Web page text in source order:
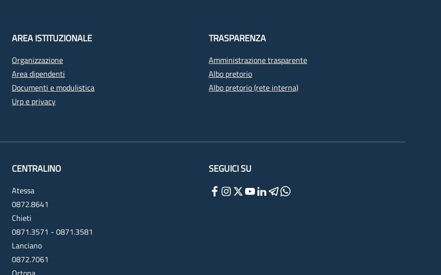
AREA ISTITUZIONALE
Organizzazione
Area dipendenti
Documenti e modulistica
Urp e privacy
TRASPARENZA
Amministrazione trasparente
Albo pretorio
Albo pretorio (rete interna)
CENTRALINO
Atessa
0872.8641
Chieti
0871.3571 - 0871.3581
Lanciano
0872.7061
SEGUICI SU